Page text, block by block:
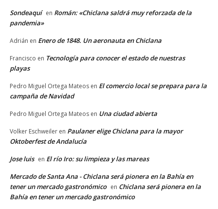
Sondeaquí en Román: «Chiclana saldrá muy reforzada de la
pandemia»
Adrián en Enero de 1848. Un aeronauta en Chiclana
Francisco en Tecnología para conocer el estado de nuestras
playas
Pedro Miguel Ortega Mateos en El comercio local se prepara para la
campaña de Navidad
Pedro Miguel Ortega Mateos en Una ciudad abierta
Volker Eschweiler en Paulaner elige Chiclana para la mayor
Oktoberfest de Andalucía
Jose luis en El río Iro: su limpieza y las mareas
Mercado de Santa Ana - Chiclana será pionera en la Bahía en
tener un mercado gastronómico en Chiclana será pionera en la
Bahía en tener un mercado gastronómico